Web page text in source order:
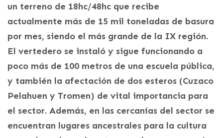
un terreno de 18hc/48hc que recibe
actualmente más de 15 mil toneladas de basura
por mes, siendo el más grande de la IX región.
El vertedero se instaló y sigue funcionando a
poco más de 100 metros de una escuela pública,
y también la afectación de dos esteros (Cuzaco
Pelahuen y Tromen) de vital importancia para
el sector. Además, en las cercanías del sector se
encuentran lugares ancestrales para la cultura